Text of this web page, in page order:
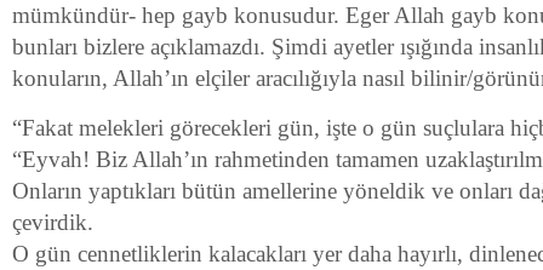
mümkündür- hep gayb konusudur. Eger Allah gayb
bunları bizlere açıklamazdı. Şimdi ayetler ışığında
konuların, Allah’ın elçiler aracılığıyla nasıl bilinir/
“Fakat melekleri görecekleri gün, işte o gün suçlulara
“Eyvah! Biz Allah’ın rahmetinden tamamen
Onların yaptıkları bütün amellerine yöneldik ve onları
çevirdik.
O gün cennetliklerin kalacakları yer daha hayırlı,